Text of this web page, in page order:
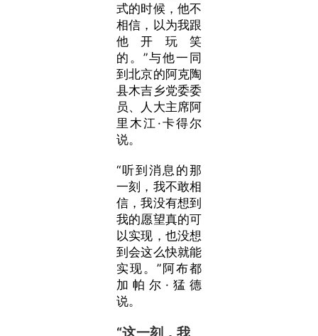
式的时候，他不
相信，以为我跟
他开玩笑
的。”与他一同
到北京的阿克陶
县木吉乡党委委
员、人大主席阿
里木江·卡得尔
说。
“听到消息的那
一刻，我不敢相
信，我没有想到
我的愿望真的可
以实现，也没想
到会这么快就能
实现。”阿布都
加帕尔·猛德
说。